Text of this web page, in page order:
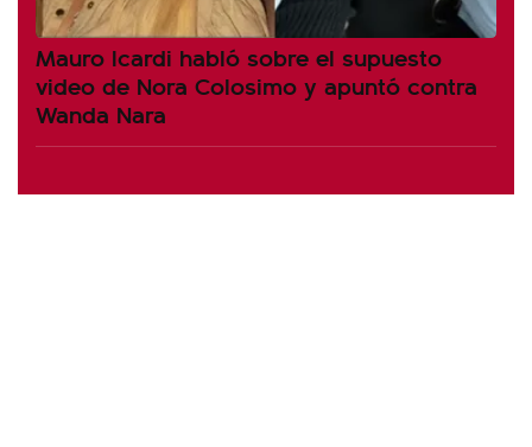
Mauro Icardi habló sobre el supuesto
video de Nora Colosimo y apuntó contra
Wanda Nara